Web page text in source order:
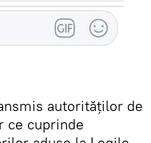
autorităţilor de
ce cuprinde